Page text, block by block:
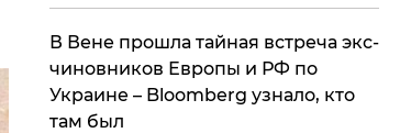
В Вене прошла тайная встреча экс-
чиновников Европы и РФ по
Украине – Bloomberg узнало, кто
там был